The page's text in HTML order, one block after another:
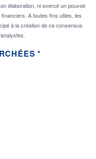
élaboration, ni exercé un pouvoir
A toutes fins utiles, les
à la création de ce consensus
*